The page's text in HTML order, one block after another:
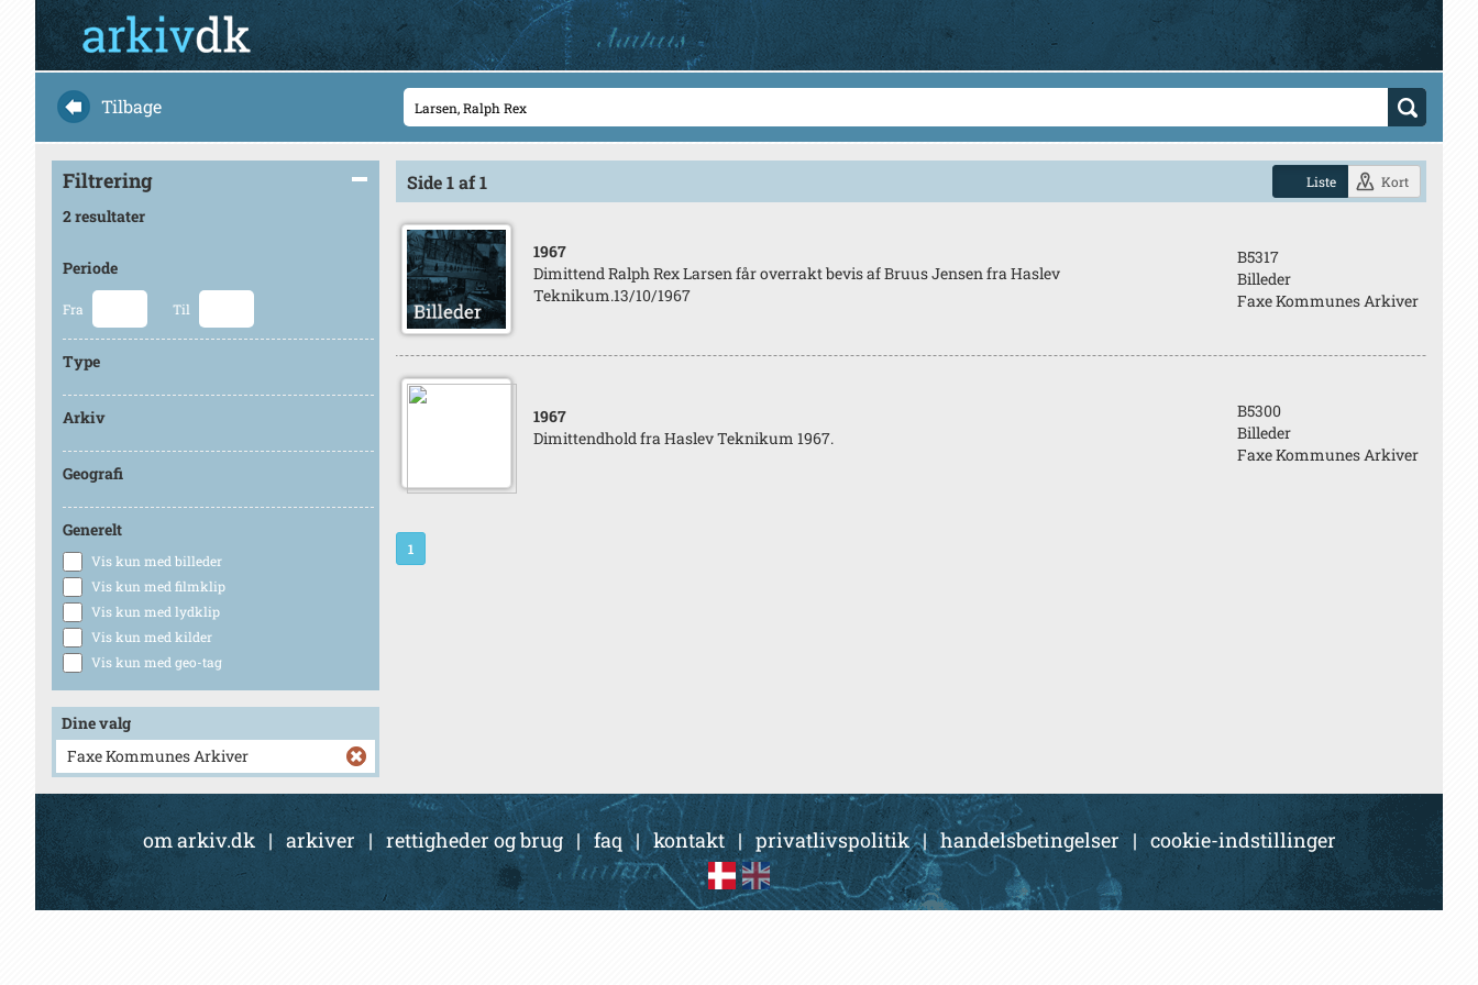
Tilbage
Filtrering
2 resultater
Periode
Fra Til
Type
Arkiv
Geografi
Generelt
Vis kun med billeder
Vis kun med filmklip
Vis kun med lydklip
Vis kun med kilder
Vis kun med geo-tag
Dine valg
Faxe Kommunes Arkiver
Side 1 af 1 Liste Kort
1967
Dimittend Ralph Rex Larsen får overrakt bevis af Bruus Jensen fra Haslev
Teknikum.13/10/1967
B5317
Billeder
Faxe Kommunes Arkiver
1967
Dimittendhold fra Haslev Teknikum 1967.
B5300
Billeder
Faxe Kommunes Arkiver
1
om arkiv.dk | arkiver| rettigheder og brug|faq |kontakt| privatlivspolitik|handelsbetingelser | cookie-indstillinger